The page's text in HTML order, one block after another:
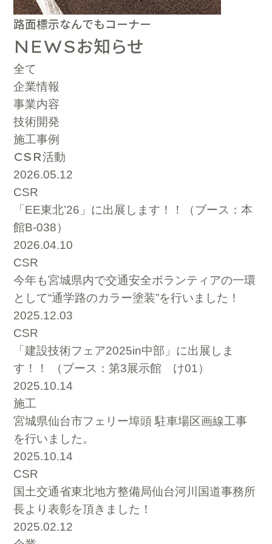
路面標示なんでもコーナー
NEWSお知らせ
全て
企業情報
事業内容
技術開発
施工事例
CSR活動
2026.05.12
CSR
「EE東北’26」に出展します！！（ブース：本
館B-038）
2026.04.10
CSR
今年も宮城県内で交通安全ボランティアの一環
として“通学路のカラー塗装”を行いました！
2025.12.03
CSR
「建設技術フェア2025in中部」に出展しま
す！！ （ブース：第3展示館 け01）
2025.10.14
施工
宮城県仙台市フェリー埠頭 駐車場区画線工事
を行いました。
2025.10.14
CSR
国土交通省東北地方整備局仙台河川国道事務所
長より表彰を頂きました！
2025.02.12